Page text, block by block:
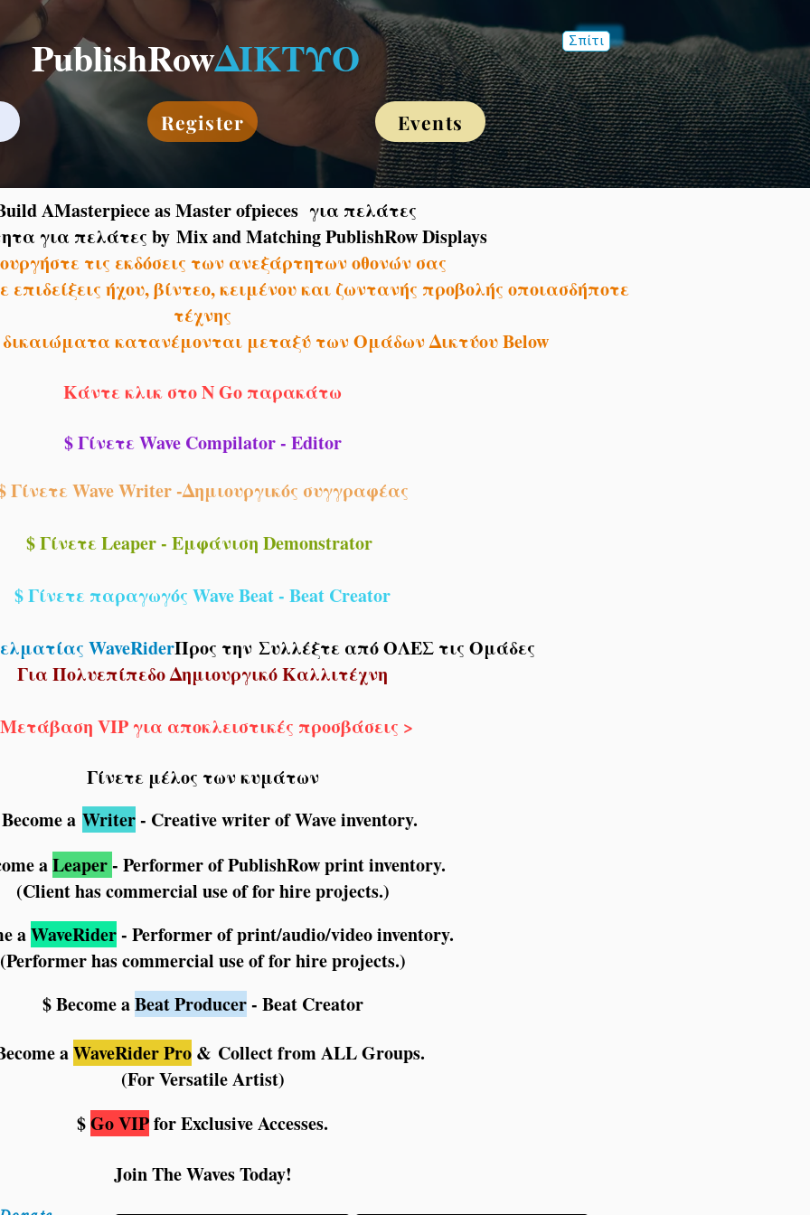
PublishRowΔΙΚΤΥΟ
Register Events
Σπίτι
AMasterpiece as Master ofpieces για πελάτες
για πελάτες by Mix and Matching PublishRow Displays
τις εκδόσεις των ανεξάρτητων οθονών σας
ήχου, βίντεο, κειμένου και ζωντανής προβολής οποιασδήποτε
τέχνης
κατανέμονται μεταξύ των Ομάδων Δικτύου Below
Κάντε κλικ στο N Go παρακάτω
$ Γίνετε Wave Compilator - Editor
Γίνετε Wave Writer -Δημιουργικός συγγραφέας
$ Γίνετε Leaper - Εμφάνιση Demonstrator
$ Γίνετε παραγωγός Wave Beat - Beat Creator
WaveRiderΠρος την Συλλέξτε από ΟΛΕΣ τις Ομάδες
Για Πολυεπίπεδο Δημιουργικό Καλλιτέχνη
VIP για αποκλειστικές προσβάσεις >
Γίνετε μέλος των κυμάτων
a Writer- Creative writer of Wave inventory.
aLeaper- Performer of PublishRow print inventory.
(Client has commercial use of for hire projects.)
aWaveRider- Performer of print/audio/video inventory.
(Performer has commercial use of for hire projects.)
$ Become aBeat Producer- Beat Creator
aWaveRider Pro & Collect from ALL Groups.
(For Versatile Artist)
$Go VIPfor Exclusive Accesses.
Join The Waves Today!